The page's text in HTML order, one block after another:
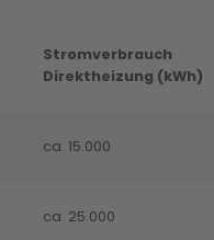
Stromverbrauch
Direktheizung (kWh)
ca. 15.000
ca. 25.000